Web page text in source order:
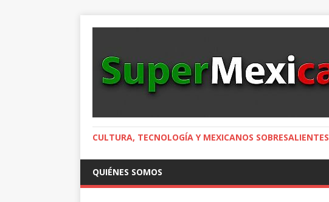
CULTURA, TECNOLOGÍA Y MEXICANOS SOBRESALIENTES
QUIÉNES SOMOS